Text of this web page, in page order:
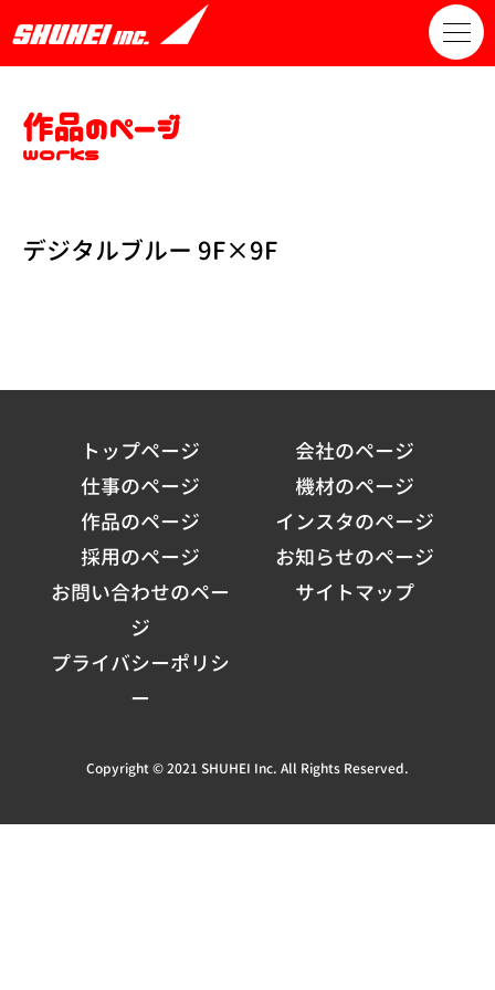
作品のページ
works
デジタルブルー 9F×9F
トップページ
会社のページ
仕事のページ
機材のページ
作品のページ
インスタのページ
採用のページ
お知らせのページ
お問い合わせのペー
ジ
サイトマップ
プライバシーポリシ
ー
Copyright © 2021 SHUHEI Inc. All Rights Reserved.